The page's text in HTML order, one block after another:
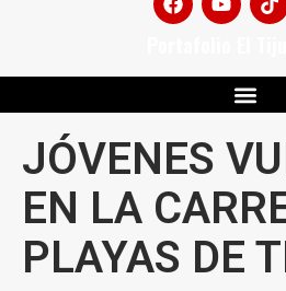
JÓVENES
EN LA
PLAYAS DE